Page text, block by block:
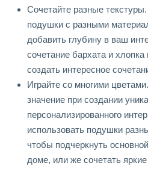
Сочетайте разные
подушки с разными
добавить глубину в ваш
сочетание бархата и
создать интересное
Играйте со многими
значение при создании
персонализированного
использовать подушки
чтобы подчеркнуть
доме, или же сочетать